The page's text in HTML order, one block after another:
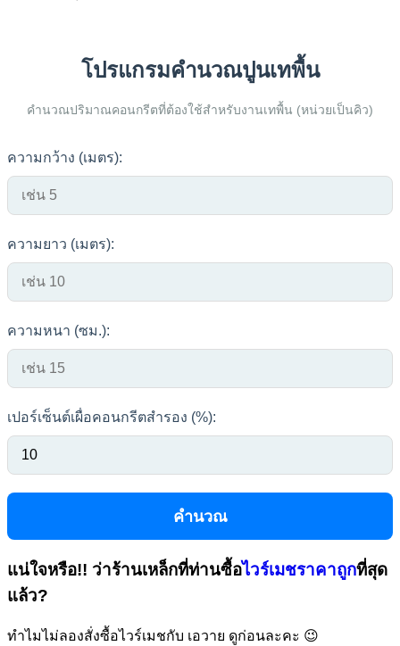
โปรแกรมคำนวณปูนเทพื้น️
คำนวณปริมาณคอนกรีตที่ต้องใช้สำหรับงานเทพื้น (หน่วยเป็นคิว)
ความกว้าง (เมตร):
ความยาว (เมตร):
ความหนา (ซม.):
เปอร์เซ็นต์เผื่อคอนกรีตสำรอง (%):
คำนวณ
แน่ใจหรือ!! ว่าร้านเหล็กที่ท่านซื้อไวร์เมชราคาถูกที่สุด
แล้ว?
ทำไมไม่ลองสั่งซื้อไวร์เมชกับ เอวาย ดูก่อนละคะ 😉